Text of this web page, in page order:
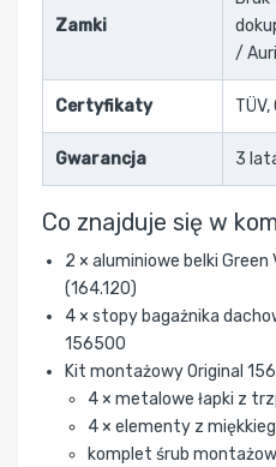
Zamki
/
Certyfikaty
Gwarancja 3
Co znajduje się w
2 × aluminiowe belki
(164.120)
4 × stopy bagażnika
156500
Kit montażowy Original
4 × metalowe łapki z
4 × elementy z
komplet śrub